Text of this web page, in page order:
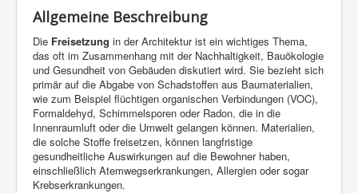
Allgemeine Beschreibung
Die Freisetzung in der Architektur ist ein wichtiges Thema,
das oft im Zusammenhang mit der Nachhaltigkeit, Bauökologie
und Gesundheit von Gebäuden diskutiert wird. Sie bezieht sich
primär auf die Abgabe von Schadstoffen aus Baumaterialien,
wie zum Beispiel flüchtigen organischen Verbindungen (VOC),
Formaldehyd, Schimmelsporen oder Radon, die in die
Innenraumluft oder die Umwelt gelangen können. Materialien,
die solche Stoffe freisetzen, können langfristige
gesundheitliche Auswirkungen auf die Bewohner haben,
einschließlich Atemwegserkrankungen, Allergien oder sogar
Krebserkrankungen.